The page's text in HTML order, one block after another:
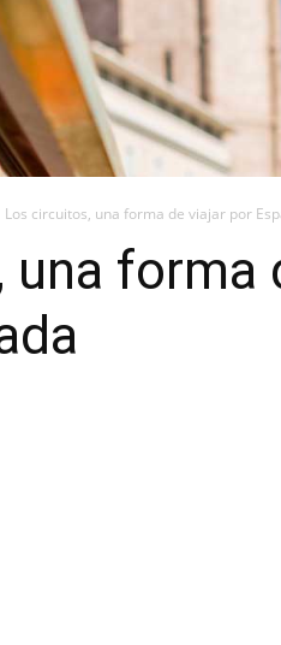
Los circuitos, una forma de viajar por
forma